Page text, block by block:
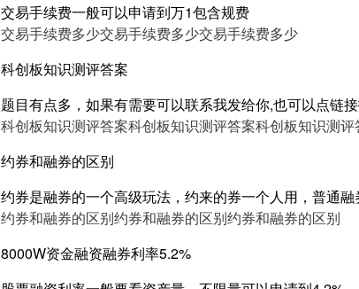
交易手续费一般可以申请到万1包含规费
交易手续费多少交易手续费多少交易手续费多少
科创板知识测评答案
题目有点多，如果有需要可以联系我发给你,也可以点链
科创板知识测评答案科创板知识测评答案科创板知识测评
约券和融券的区别
约券是融券的一个高级玩法，约来的券一个人用，普通
约券和融券的区别约券和融券的区别约券和融券的区别
8000W资金融资融券利率5.2%